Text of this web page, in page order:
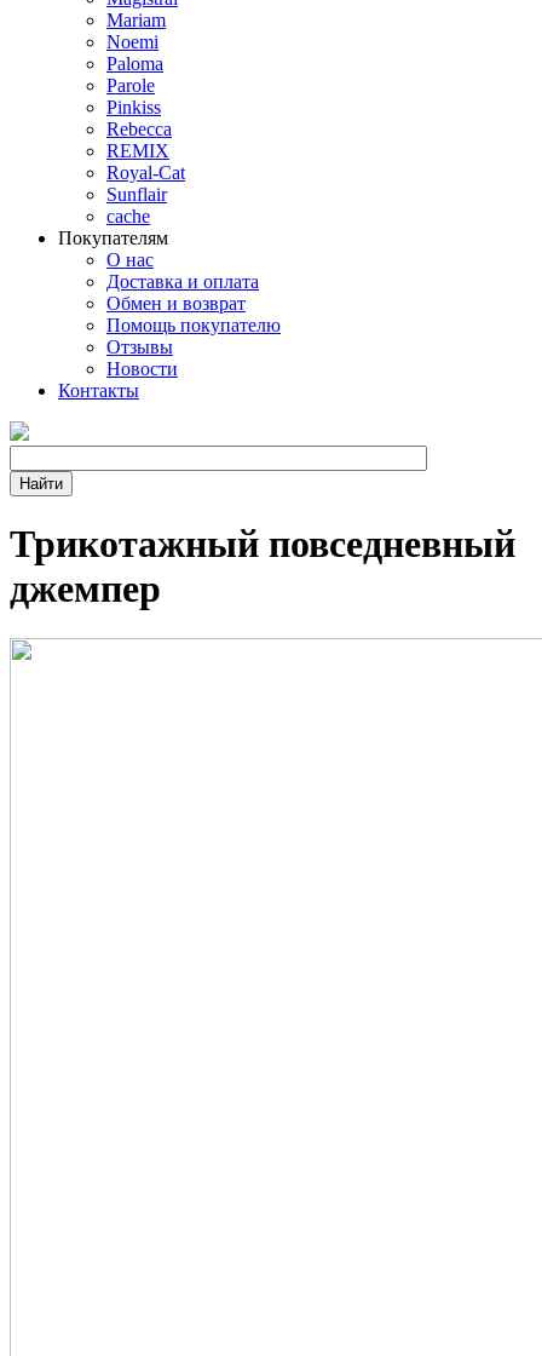
Mariam
Noemi
Paloma
Parole
Pinkiss
Rebecca
REMIX
Royal-Cat
Sunflair
cache
Покупателям
О нас
Доставка и оплата
Обмен и возврат
Помощь покупателю
Отзывы
Новости
Контакты
Трикотажный повседневный
джемпер